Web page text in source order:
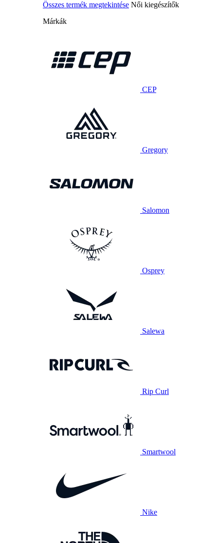
Összes termék megtekintése Női kiegészítők
Márkák
CEP
Gregory
Salomon
Osprey
Salewa
Rip Curl
Smartwool
Nike